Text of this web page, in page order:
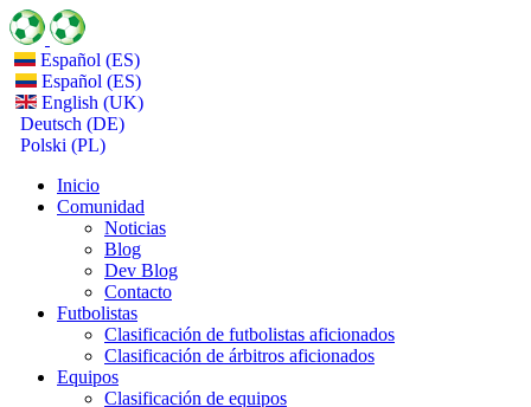
Español (ES)
Español (ES)
English (UK)
Deutsch (DE)
Polski (PL)
Inicio
Comunidad
Noticias
Blog
Dev Blog
Contacto
Futbolistas
Clasificación de futbolistas aficionados
Clasificación de árbitros aficionados
Equipos
Clasificación de equipos